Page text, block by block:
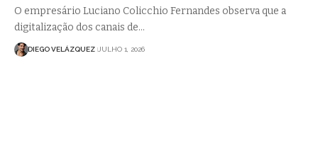
O empresário Luciano Colicchio Fernandes observa que a
digitalização dos canais de…
DIEGO VELÁZQUEZ JULHO 1, 2026